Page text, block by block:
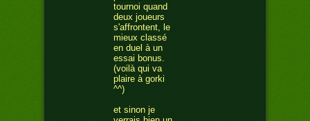
tournoi quand
deux joueurs
s'affrontent, le
mieux classé
en duel à un
essai bonus.
(voilà qui va
plaire à gorki
^^)
et sinon je